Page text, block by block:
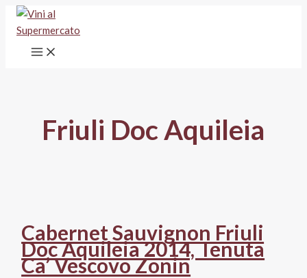
Vai
contenuto
Friuli Doc Aquileia
Cabernet Sauvignon Friuli
Doc Aquileia 2014, Tenuta
Ca’ Vescovo Zonin